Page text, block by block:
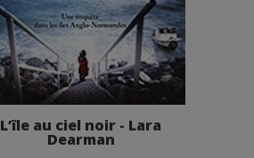
L’île au ciel noir - Lara
Dearman